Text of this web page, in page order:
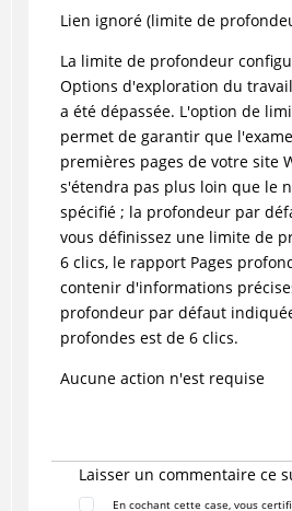
Lien ignoré (limite de
La limite de profondeur
Options d'exploration du
a été dépassée. L'option de
permet de garantir que
premières pages de votre site
s'étendra pas plus loin que le
spécifié ; la profondeur par
vous définissez une limite de
6 clics, le rapport Pages
contenir d'informations
profondeur par défaut
profondes est de 6 clics.
Aucune action n'est requise
Laisser un commentaire ce
En cochant cette case, vous